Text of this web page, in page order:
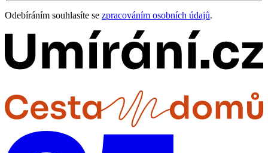
Odebíráním souhlasíte se zpracováním osobních údajů.